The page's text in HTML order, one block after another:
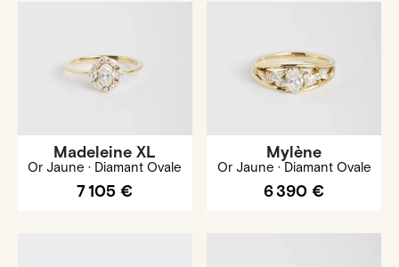
Madeleine XL
Or Jaune · Diamant Ovale
7 105 €
Mylène
Or Jaune · Diamant Ovale
6 390 €